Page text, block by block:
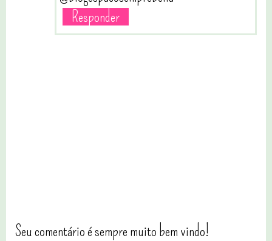
Responder
Seu comentário é sempre muito bem vindo!